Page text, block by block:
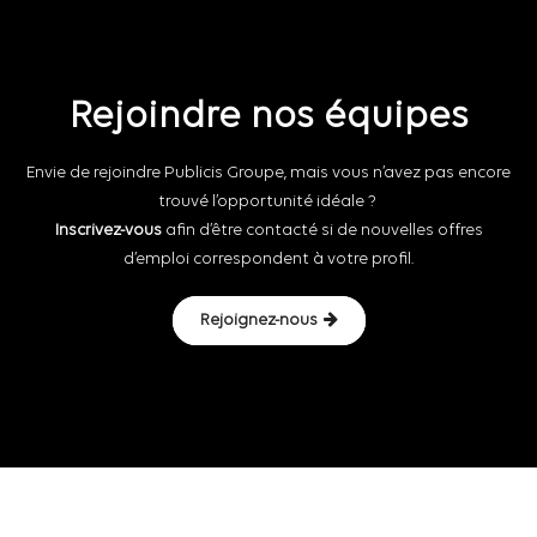
Rejoindre nos équipes
Envie de rejoindre Publicis Groupe, mais vous n’avez pas encore
trouvé l’opportunité idéale ?
Inscrivez-vousafin d’être contacté si de nouvelles offres
d’emploi correspondent à votre profil.
Rejoignez-nous